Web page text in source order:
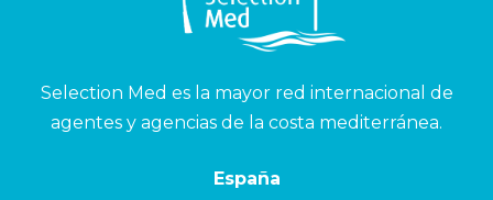
Selection Med es la mayor red internacional de
agentes y agencias de la costa mediterránea.
España